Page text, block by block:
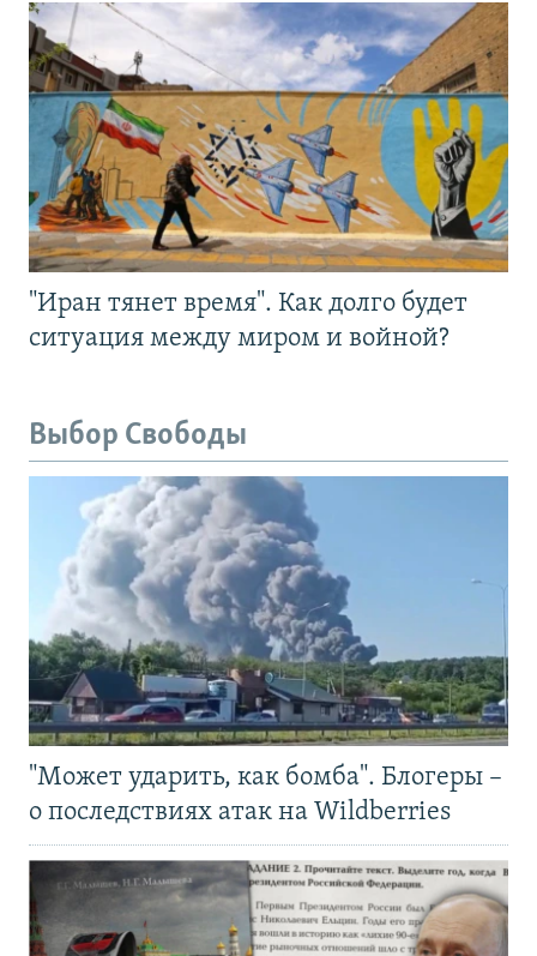
"Иран тянет время". Как долго будет
ситуация между миром и войной?
Выбор Свободы
"Может ударить, как бомба". Блогеры –
о последствиях атак на Wildberries